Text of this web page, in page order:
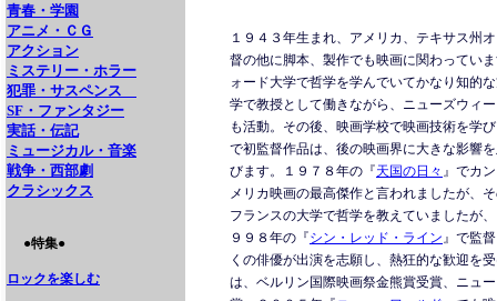
青春・学園
アニメ・ＣＧ
アクション
ミステリー・ホラー
犯罪・サスペンス
SF・ファンタジー
実話・伝記
ミュージカル・音楽
戦争・西部劇
クラシックス
●特集●
ロックを楽しむ
１９４３年生まれ、アメリカ、テキサス州
督の他に脚本、製作でも映画に関わってい
ォード大学で哲学を学んでいてかなり知的
学で教授として働きながら、ニューズウィ
も活動。その後、映画学校で映画技術を学
で初監督作品は、後の映画界に大きな影響
びます。１９７８年の『天国の日々 』でカ
メリカ映画の最高傑作と言われましたが、
フランスの大学で哲学を教えていましたが
９９８年の『シン・レッド・ライン』で監
くの俳優が出演を志願し、熱狂的な歓迎を
は、ベルリン国際映画祭金熊賞受賞、ニュ